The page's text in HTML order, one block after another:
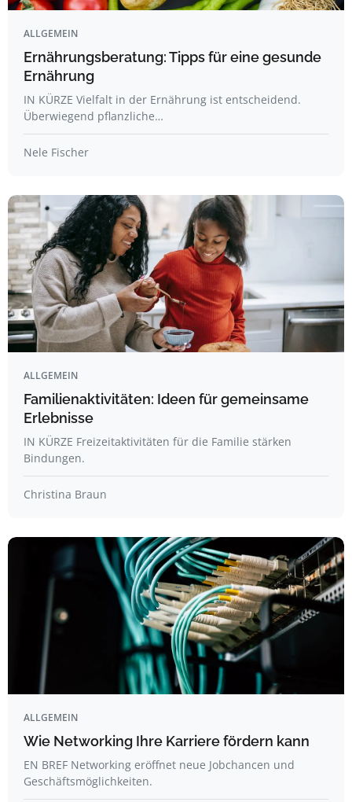
ALLGEMEIN
Ernährungsberatung: Tipps für eine gesunde
Ernährung
IN KÜRZE Vielfalt in der Ernährung ist entscheidend.
Überwiegend pflanzliche…
Nele Fischer
ALLGEMEIN
Familienaktivitäten: Ideen für gemeinsame
Erlebnisse
IN KÜRZE Freizeitaktivitäten für die Familie stärken
Bindungen.
Christina Braun
ALLGEMEIN
Wie Networking Ihre Karriere fördern kann
EN BREF Networking eröffnet neue Jobchancen und
Geschäftsmöglichkeiten.